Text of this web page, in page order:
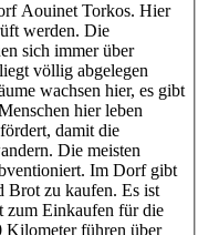
Aouinet Torkos. Hier
werden. Die
sich immer über
völlig abgelegen
wachsen hier, es gibt
hier leben
damit die
Die meisten
Im Dorf gibt
Brot zu kaufen. Es ist
zum Einkaufen für die
Kilometer führen über